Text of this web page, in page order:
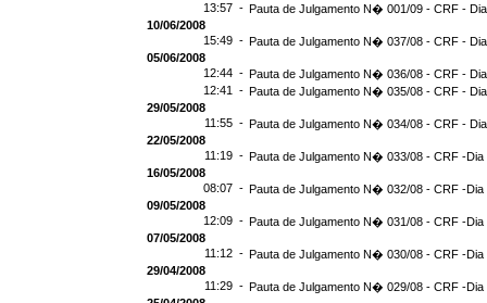
13:57 - Pauta de Julgamento N� 001/09 - CRF -
10/06/2008
15:49 - Pauta de Julgamento N� 037/08 - CRF -
05/06/2008
12:44 - Pauta de Julgamento N� 036/08 - CRF -
12:41 - Pauta de Julgamento N� 035/08 - CRF -
29/05/2008
11:55 - Pauta de Julgamento N� 034/08 - CRF -
22/05/2008
11:19 - Pauta de Julgamento N� 033/08 - CRF -Dia
16/05/2008
08:07 - Pauta de Julgamento N� 032/08 - CRF -Dia
09/05/2008
12:09 - Pauta de Julgamento N� 031/08 - CRF -Dia
07/05/2008
11:12 - Pauta de Julgamento N� 030/08 - CRF -Dia
29/04/2008
11:29 - Pauta de Julgamento N� 029/08 - CRF -Dia